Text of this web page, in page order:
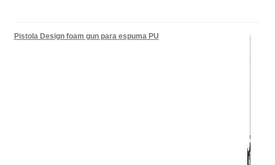
Pistola Design foam gun para espuma PU